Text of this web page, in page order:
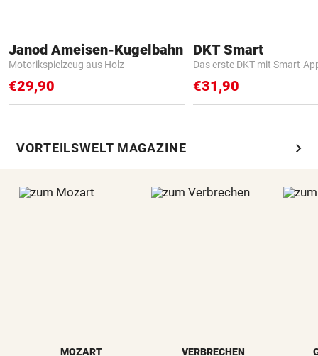
Janod Ameisen-Kugelbahn
Motorikspielzeug aus Holz
€29,90
DKT Smart
Das erste DKT mit Smart-
€31,90
VORTEILSWELT MAGAZINE chevron_right
MOZART VERBRECHEN